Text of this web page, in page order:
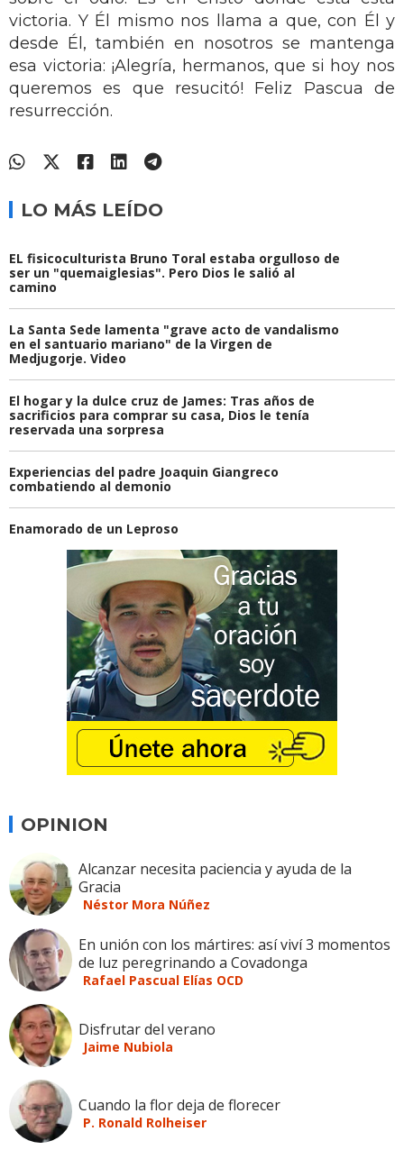
victoria. Y Él mismo nos llama a que, con Él y
desde Él, también en nosotros se mantenga
esa victoria: ¡Alegría, hermanos, que si hoy nos
queremos es que resucitó! Feliz Pascua de
resurrección.
LO MÁS LEÍDO
EL fisicoculturista Bruno Toral estaba orgulloso de
ser un "quemaiglesias". Pero Dios le salió al
camino
La Santa Sede lamenta "grave acto de vandalismo
en el santuario mariano" de la Virgen de
Medjugorje. Video
El hogar y la dulce cruz de James: Tras años de
sacrificios para comprar su casa, Dios le tenía
reservada una sorpresa
Experiencias del padre Joaquin Giangreco
combatiendo al demonio
Enamorado de un Leproso
OPINION
Alcanzar necesita paciencia y ayuda de la
Gracia
Néstor Mora Núñez
En unión con los mártires: así viví 3 momentos
de luz peregrinando a Covadonga
Rafael Pascual Elías OCD
Disfrutar del verano
Jaime Nubiola
Cuando la flor deja de florecer
P. Ronald Rolheiser